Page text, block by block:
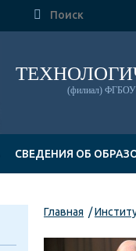

(филиал) ФГБОУ
СВЕДЕНИЯ ОБ
Главная